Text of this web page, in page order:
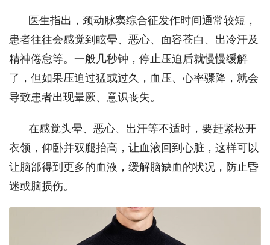
医生指出，颈动脉窦综合征发作时间通常较短，
患者往往会感觉到眩晕、恶心、面容苍白、出冷汗及
精神倦怠等。一般几秒钟，停止压迫后就慢慢缓解
了，但如果压迫过猛或过久，血压、心率骤降，就会
导致患者出现晕厥、意识丧失。
在感觉头晕、恶心、出汗等不适时，要赶紧松开
衣领，仰卧并双腿抬高，让血液回到心脏，这样可以
让脑部得到更多的血液，缓解脑缺血的状况，防止昏
迷或脑损伤。